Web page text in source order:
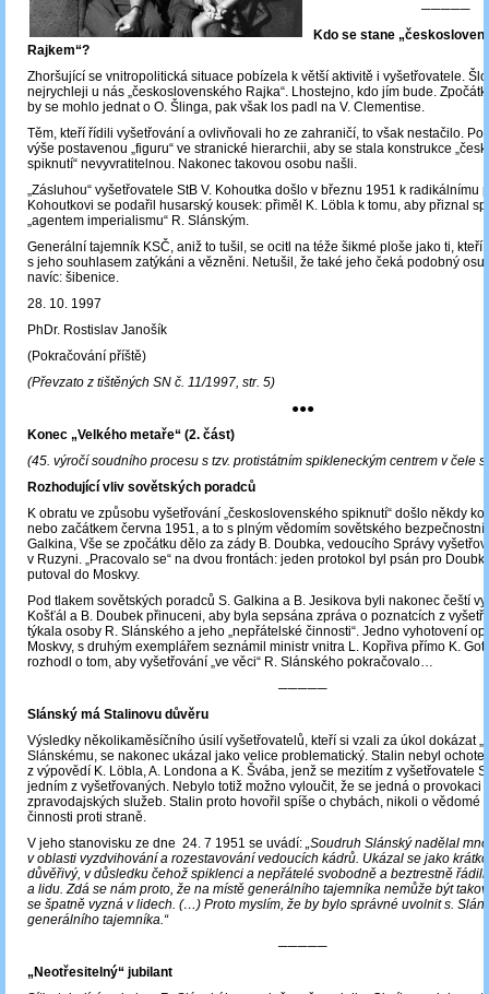
─────
Kdo se stane
Rajkem“?
Zhoršující se vnitropolitická situace pobízela k větší aktivitě i vyšetřovatele.
nejrychleji u nás „československého Rajka“. Lhostejno, kdo jím bude.
by se mohlo jednat o O. Šlinga, pak však los padl na V. Clementise.
Těm, kteří řídili vyšetřování a ovlivňovali ho ze zahraničí, to však nestačilo.
výše postavenou „figuru“ ve stranické hierarchii, aby se stala konstrukce
spiknutí“ nevyvratitelnou. Nakonec takovou osobu našli.
„Zásluhou“ vyšetřovatele StB V. Kohoutka došlo v březnu 1951 k radikálnímu
Kohoutkovi se podařil husarský kousek: přiměl K. Löbla k tomu, aby přiznal
„agentem imperialismu“ R. Slánským.
Generální tajemník KSČ, aniž to tušil, se ocitl na téže šikmé ploše jako ti, kteří
s jeho souhlasem zatýkáni a vězněni. Netušil, že také jeho čeká podobný
navíc: šibenice.
28. 10. 1997
PhDr. Rostislav Janošík
(Pokračování příště)
(Převzato z tištěných SN č. 11/1997, str. 5)
●●●
Konec „Velkého metaře“ (2. část)
(45. výročí soudního procesu s tzv. protistátním spikleneckým centrem v čele
Rozhodující vliv sovětských poradců
K obratu ve způsobu vyšetřování „československého spiknutí“ došlo někdy
nebo začátkem června 1951, a to s plným vědomím sovětského
Galkina, Vše se zpočátku dělo za zády B. Doubka, vedoucího Správy
v Ruzyni. „Pracovalo se“ na dvou frontách: jeden protokol byl psán pro
putoval do Moskvy.
Pod tlakem sovětských poradců S. Galkina a B. Jesikova byli nakonec čeští
Košťál a B. Doubek přinuceni, aby byla sepsána zpráva o poznatcích z
týkala osoby R. Slánského a jeho „nepřátelské činnosti“. Jedno vyhotovení
Moskvy, s druhým exemplářem seznámil ministr vnitra L. Kopřiva přímo K.
rozhodl o tom, aby vyšetřování „ve věci“ R. Slánského pokračovalo…
─────
Slánský má Stalinovu důvěru
Výsledky několikaměsíčního úsilí vyšetřovatelů, kteří si vzali za úkol dokázat
Slánskému, se nakonec ukázal jako velice problematický. Stalin nebyl
z výpovědí K. Löbla, A. Londona a K. Švába, jenž se mezitím z vyšetřovatele
jedním z vyšetřovaných. Nebylo totiž možno vyloučit, že se jedná o provokaci
zpravodajských služeb. Stalin proto hovořil spíše o chybách, nikoli o vědomé
činnosti proti straně.
V jeho stanovisku ze dne 24. 7 1951 se uvádí: „Soudruh Slánský nadělal
v oblasti vyzdvihování a rozestavování vedoucích kádrů. Ukázal se jako
důvěřivý, v důsledku čehož spiklenci a nepřátelé svobodně a beztrestně
a lidu. Zdá se nám proto, že na místě generálního tajemníka nemůže být
se špatně vyzná v lidech. (…) Proto myslím, že by bylo správné uvolnit s.
generálního tajemníka.“
─────
„Neotřesitelný“ jubilant